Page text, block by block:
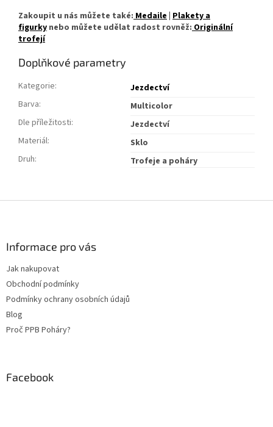
Zakoupit u nás můžete také:Medaile Plakety a
figurky nebo můžete udělat radost rovněž:Originální
trofejí
Doplňkové parametry
Kategorie:
Jezdectví
Barva:
Multicolor
Dle příležitosti:
Jezdectví
Materiál:
Sklo
Druh: Trofeje a poháry
Informace pro vás
Jak nakupovat
Obchodní podmínky
Podmínky ochrany osobních údajů
Blog
Proč PPB Poháry?
Facebook